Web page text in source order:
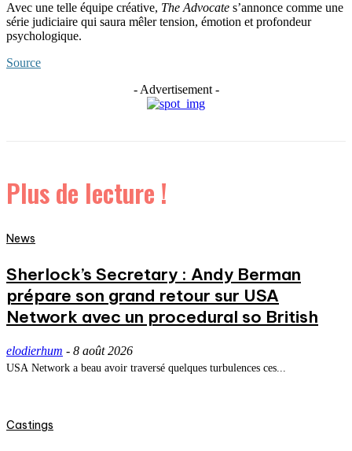
Avec une telle équipe créative, The Advocate s’annonce comme une
série judiciaire qui saura mêler tension, émotion et profondeur
psychologique.
Source
- Advertisement -
Plus de lecture !
News
Sherlock’s Secretary : Andy Berman
prépare son grand retour sur USA
Network avec un procedural so British
elodierhum - 8 août 2026
USA Network a beau avoir traversé quelques turbulences ces...
Castings